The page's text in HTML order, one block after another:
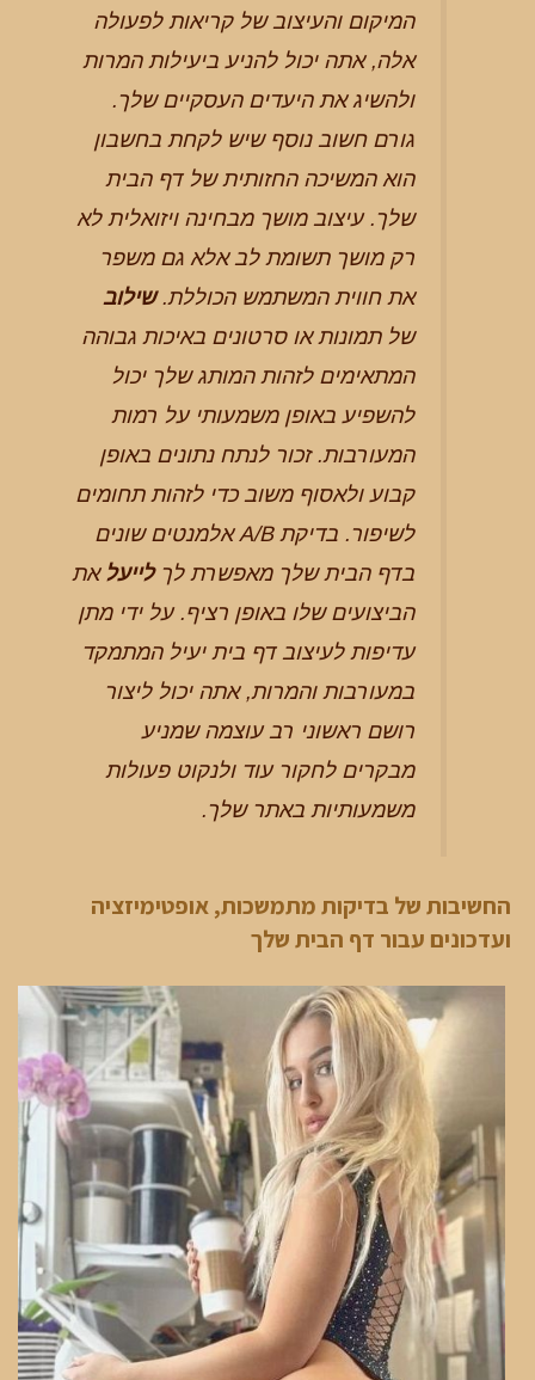
המיקום והעיצוב של קריאות לפעולה
אלה, אתה יכול להניע ביעילות המרות
ולהשיג את היעדים העסקיים שלך.
גורם חשוב נוסף שיש לקחת בחשבון
הוא המשיכה החזותית של דף הבית
שלך. עיצוב מושך מבחינה ויזואלית לא
רק מושך תשומת לב אלא גם משפר
את חווית המשתמש הכוללת.שילוב
של תמונות או סרטונים באיכות גבוהה
המתאימים לזהות המותג שלך יכול
להשפיע באופן משמעותי על רמות
המעורבות. זכור לנתח נתונים באופן
קבוע ולאסוף משוב כדי לזהות תחומים
לשיפור. בדיקת A/B אלמנטים שונים
בדף הבית שלך מאפשרת לךלייעל את
הביצועים שלו באופן רציף. על ידי מתן
עדיפות לעיצוב דף בית יעיל המתמקד
במעורבות והמרות, אתה יכול ליצור
רושם ראשוני רב עוצמה שמניע
מבקרים לחקור עוד ולנקוט פעולות
משמעותיות באתר שלך.
החשיבות של בדיקות מתמשכות,אופטימיזציה
ועדכונים עבור דף הבית שלך